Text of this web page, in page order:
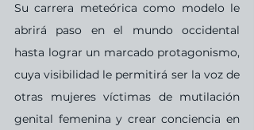
Su carrera meteórica como modelo le
abrirá paso en el mundo occidental
hasta lograr un marcado protagonismo,
cuya visibilidad le permitirá ser la voz de
otras mujeres víctimas de mutilación
genital femenina y crear conciencia en